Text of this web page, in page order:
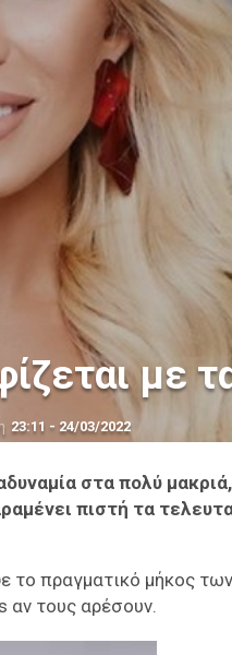
με
23:11 - 24/03/2022
στα πολύ μακριά,
πιστή τα
το πραγματικό μήκος των
αν τους αρέσουν.